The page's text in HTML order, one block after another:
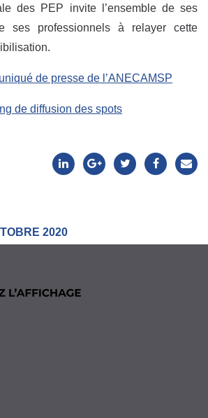
des PEP invite l’ensemble de ses
ses professionnels à relayer cette
de presse de l’ANECAMSP
de diffusion des spots
2020